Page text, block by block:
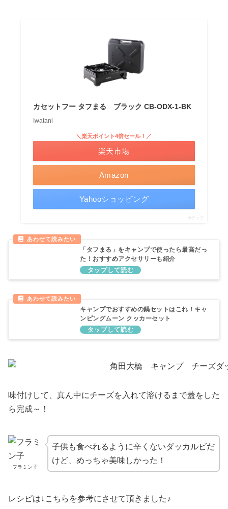
カセットフー タフまる ブラック CB-ODX-1-BK
Iwatani
Amazon
＼楽天ポイント4倍セール！／
楽天市場
Yahooショッピング
ポチップ
「タフまる」をキャンプで使ったら最高だっ
た！おすすめアクセサリーも紹介
キャンプでおすすめの鍋セットはこれ！キャ
ンピングムーン クッカーセット
味付けして、真ん中にチーズを入れて溶けるまで蓋をした
ら完成～！
フラミン子
子供も食べれるように辛くないダッカルビだ
けど、めっちゃ美味しかった！
レシピは↓こちらを参考にさせて頂きました♪